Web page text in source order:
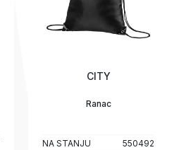
CITY
Ranac
NA STANJU 550492